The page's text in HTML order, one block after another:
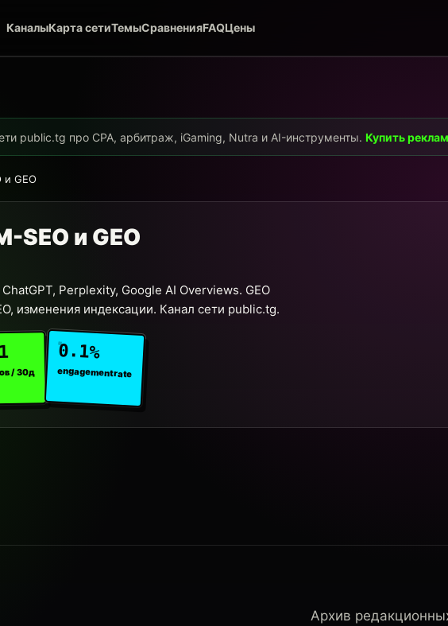
КаналыКарта сетиТемыСравненияFAQЦены
public.tg про CPA, арбитраж, iGaming, Nutra и AI-инструменты.Купить
GEO
SEO и GEO
Perplexity, Google AI Overviews. GEO
изменения индексации. Канал сети public.tg.
/ 30д
0.1%
engagement rate
Архив